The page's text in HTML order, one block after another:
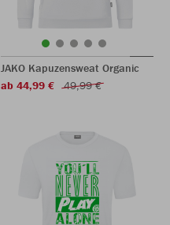
JAKO Kapuzensweat Organic
ab 44,99 €
49,99 €